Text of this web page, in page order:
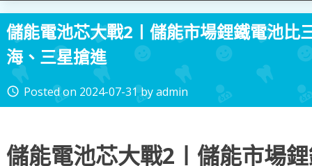
儲能電池芯大戰2〡儲能市場鋰鐵電池
海、三星搶進
access_time Posted on 2024-07-31byadmin
儲能電池芯大戰2〡儲能市場